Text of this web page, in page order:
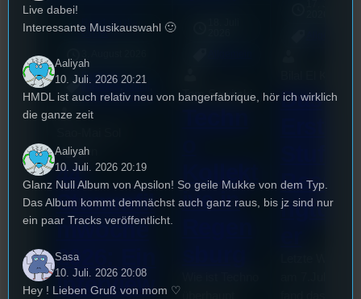
mic
Rund um die
U(h)R
Festivals ,
Interview , Kultur
Veranstaltungen
Nguyen
44.
Stummfil
mwoche
2026: Ein
Interview
Tom Sawitzki
ive in
Das
Beerpo
ngturni
Live dabei!
Interessante Musikauswahl 🙂
Aaliyah
10. Juli. 2026 20:21
HMDL ist auch relativ neu von bangerfabrique, hör ich wirklich
die ganze zeit
Aaliyah
10. Juli. 2026 20:19
Glanz Null Album von Apsilon! So geile Mukke von dem Typ.
Das Album kommt demnächst auch ganz raus, bis jz sind nur
ein paar Tracks veröffentlicht.
Sasa
10. Juli. 2026 20:08
Hey ! Lieben Gruß von mom ♡